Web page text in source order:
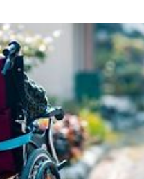
행 활성화를 위해 만들어진 사업인데
비 일부를 지원해 주는 내용입니다.
휴가비 지원사업 신청 시 근로자가
다. 근로자가 20만 원을 부담하고 기업
지원을 해줍니다. 따라서 1인 직장인